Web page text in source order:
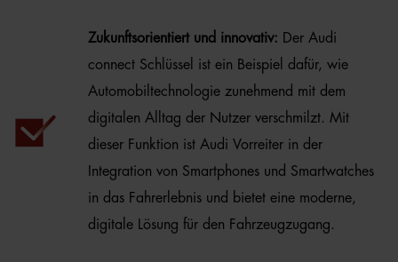
Zukunftsorientiert und innovativ: Der Audi
connect Schlüssel ist ein Beispiel dafür, wie
Automobiltechnologie zunehmend mit dem
digitalen Alltag der Nutzer verschmilzt. Mit
dieser Funktion ist Audi Vorreiter in der
Integration von Smartphones und Smartwatches
in das Fahrerlebnis und bietet eine moderne,
digitale Lösung für den Fahrzeugzugang.